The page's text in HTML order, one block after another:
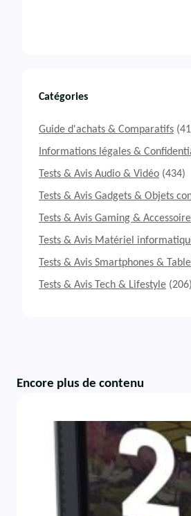
Catégories
Guide d'achats & Comparatifs
Informations légales &
Tests & Avis Audio & Vidéo (434)
Tests & Avis Gadgets & Objets
Tests & Avis Gaming &
Tests & Avis Matériel
Tests & Avis Smartphones &
Tests & Avis Tech & Lifestyle (206)
Encore plus de contenu